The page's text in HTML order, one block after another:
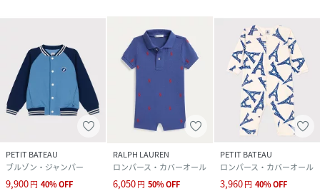
PETIT BATEAU
ブルゾン・ジャンパー
9,900円 40%OFF
RALPH LAUREN
ロンパース・カバーオール
6,050円 50%OFF
PETIT BATEAU
ロンパース・カバーオール
3,960円 40%OFF